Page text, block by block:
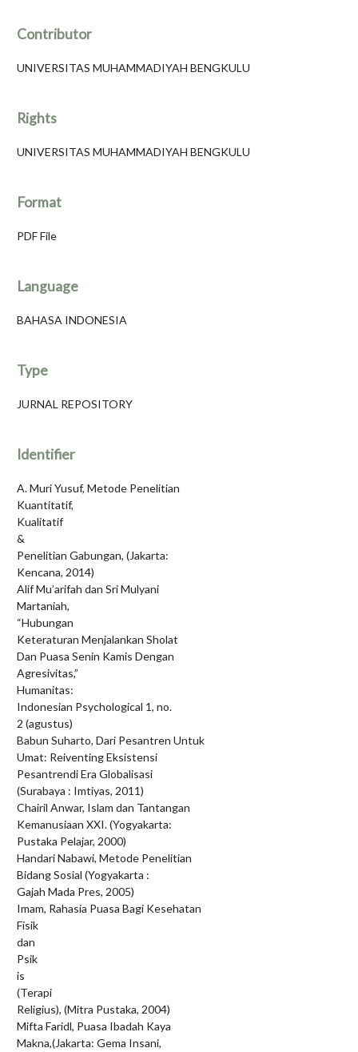
Contributor
UNIVERSITAS MUHAMMADIYAH BENGKULU
Rights
UNIVERSITAS MUHAMMADIYAH BENGKULU
Format
PDF File
Language
BAHASA INDONESIA
Type
JURNAL REPOSITORY
Identifier
A. Muri Yusuf, Metode Penelitian
Kuantitatif,
Kualitatif
&
Penelitian Gabungan, (Jakarta:
Kencana, 2014)
Alif Mu’arifah dan Sri Mulyani
Martaniah,
“Hubungan
Keteraturan Menjalankan Sholat
Dan Puasa Senin Kamis Dengan
Agresivitas,”
Humanitas:
Indonesian Psychological 1, no.
2 (agustus)
Babun Suharto, Dari Pesantren Untuk
Umat: Reiventing Eksistensi
Pesantrendi Era Globalisasi
(Surabaya : Imtiyas, 2011)
Chairil Anwar, Islam dan Tantangan
Kemanusiaan XXI. (Yogyakarta:
Pustaka Pelajar, 2000)
Handari Nabawi, Metode Penelitian
Bidang Sosial (Yogyakarta :
Gajah Mada Pres, 2005)
Imam, Rahasia Puasa Bagi Kesehatan
Fisik
dan
Psik
is
(Terapi
Religius), (Mitra Pustaka, 2004)
Mifta Faridl, Puasa Ibadah Kaya
Makna,(Jakarta: Gema Insani,